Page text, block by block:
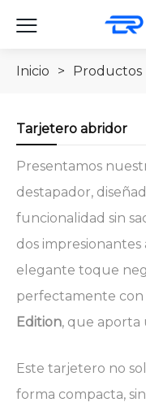
Inicio > Productos
Tarjetero abridor
Presentamos
destapador,
funcionalidad sin
dos impresionantes
elegante toque
perfectamente
Edition, que aporta
Este tarjetero no
forma compacta,